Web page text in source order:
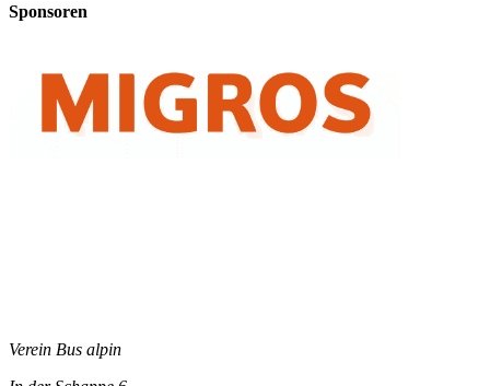
Sponsoren
Verein Bus alpin